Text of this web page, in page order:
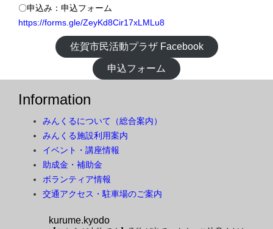
〇申込み：申込フォーム
https://forms.gle/ZeyKd8Cir17xLMLu8
佐賀市民活動プラザ Facebook
申込フォーム
Information
みんくるについて（総合案内）
みんくる施設利用案内
イベント・講座情報
助成金・補助金
ボランティア情報
交通アクセス・駐車場のご案内
kurume.kyodo